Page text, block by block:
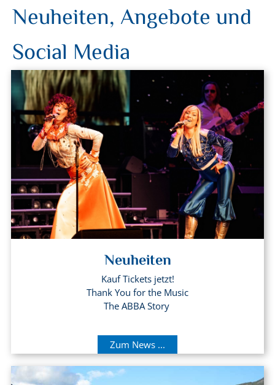
Neuheiten, Angebote und
Social Media
Neuheiten
Kauf Tickets jetzt!
Thank You for the Music
The ABBA Story
Zum News ...